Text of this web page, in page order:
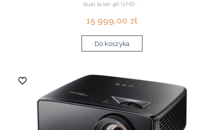
dual laser 4K UHD ...
15 999,00 zł
Do koszyka